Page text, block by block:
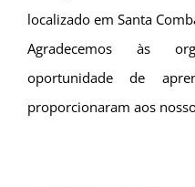
localizado em Santa
Agradecemos às
oportunidade de
proporcionaram aos